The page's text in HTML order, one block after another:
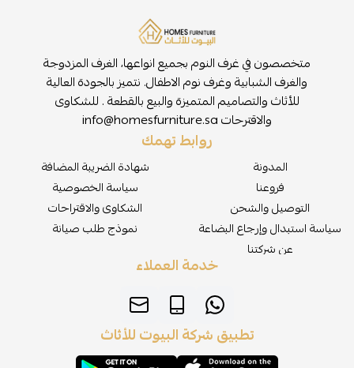
متخصصون في غرف النوم بجميع انواعها، الغرف المزدوجة
والغرف الشبابية وغرف نوم الاطفال. نتميز بالجودة العالية
للأثاث والتصاميم المتميزة والبيع بالقطعة . للشكاوى
والاقترحاتinfo@homesfurniture.sa
روابط تهمك
المدونة
فروعنا
التوصيل والشحن
سياسة استبدال وإرجاع البضاعة
عن شركتنا
شهادة الضريبة المضافة
سياسة الخصوصية
الشكاوى والاقتراحات
نموذج طلب صيانة
خدمة العملاء
تطبيق شركة البيوت للأثاث